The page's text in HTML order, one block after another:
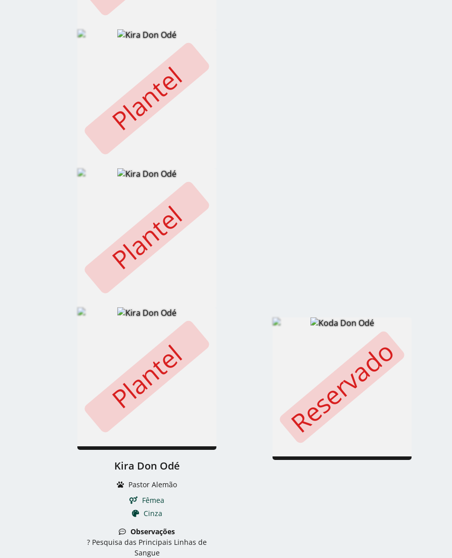
Plantel
Plantel
Plantel
Kira Don Odé
Pastor Alemão
Fêmea
Cinza
Observações
? Pesquisa das Principais Linhas de
Sangue
Reservado